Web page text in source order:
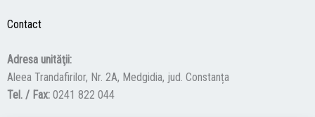
Contact
Adresa unităţii:
Aleea Trandafirilor, Nr. 2A, Medgidia, jud. Constanța
Tel. / Fax: 0241 822 044